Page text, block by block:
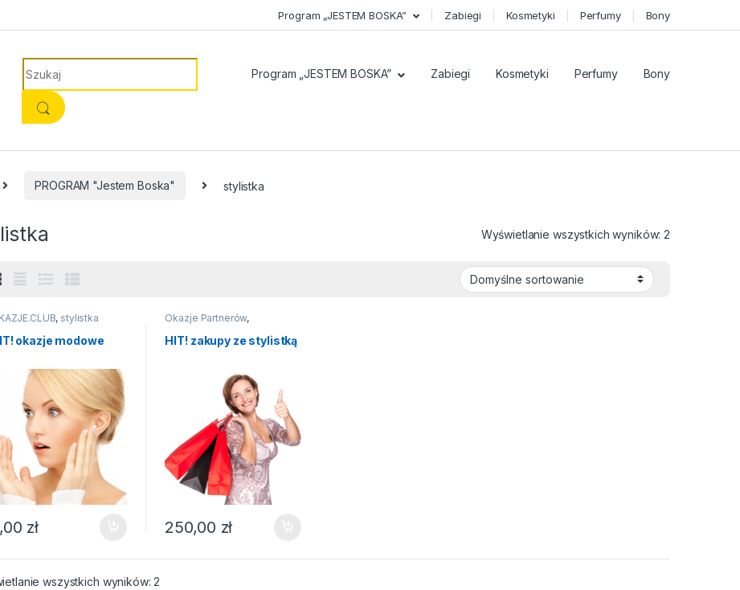
Program „JESTEM BOSKA” Zabiegi Kosmetyki Perfumy Bony
Search for:
Program „JESTEM BOSKA” Zabiegi Kosmetyki Perfumy Bony
PROGRAM "Jestem Boska" stylistka
Wyświetlanie wszystkich wyników: 2
, stylistka
okazje modowe
zł
Okazje Partnerów,
OKAZJE.CLUB
"Jestem Boska",stylistka
HIT! zakupy ze stylistką
250,00 zł
wszystkich wyników: 2